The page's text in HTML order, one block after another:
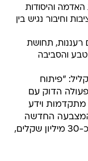
והיסודות
וחיבור נגיש בין
רעננות, תחושת
והסביבה
"פיתוח
הדוק עם
מתקדמות וידע
המצבעה החדשה
והמתקדמת שלנו, בהשקעה של כ-30 מיליון שקלים,